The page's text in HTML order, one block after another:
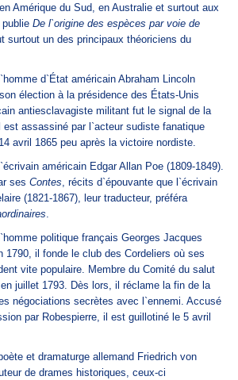
Amérique du Sud, en Australie et surtout aux
De l`origine des espèces par voie de
surtout un des principaux théoriciens du
d`État américain Abraham Lincoln
élection à la présidence des États-Unis
antiesclavagiste militant fut le signal de la
assassiné par l`acteur sudiste fanatique
avril 1865 peu après la victoire nordiste.
américain Edgar Allan Poe (1809-1849).
ses Contes, récits d`épouvante que l`écrivain
(1821-1867), leur traducteur, préféra
.
politique français Georges Jacques
1790, il fonde le club des Cordeliers où ses
vite populaire. Membre du Comité du salut
juillet 1793. Dès lors, il réclame la fin de la
négociations secrètes avec l`ennemi. Accusé
par Robespierre, il est guillotiné le 5 avril
et dramaturge allemand Friedrich von
de drames historiques, ceux-ci